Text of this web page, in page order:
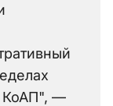
КоАП", —